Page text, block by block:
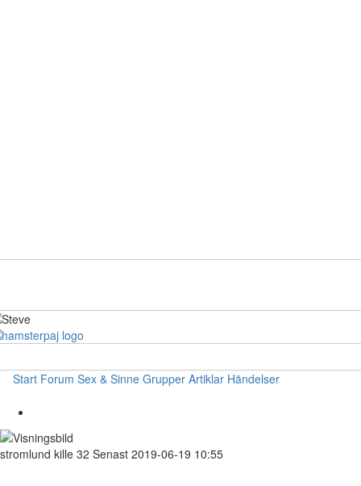
Start Forum Sex & Sinne Grupper Artiklar Händelser
stromlund kille 32 Senast 2019-06-19 10:55